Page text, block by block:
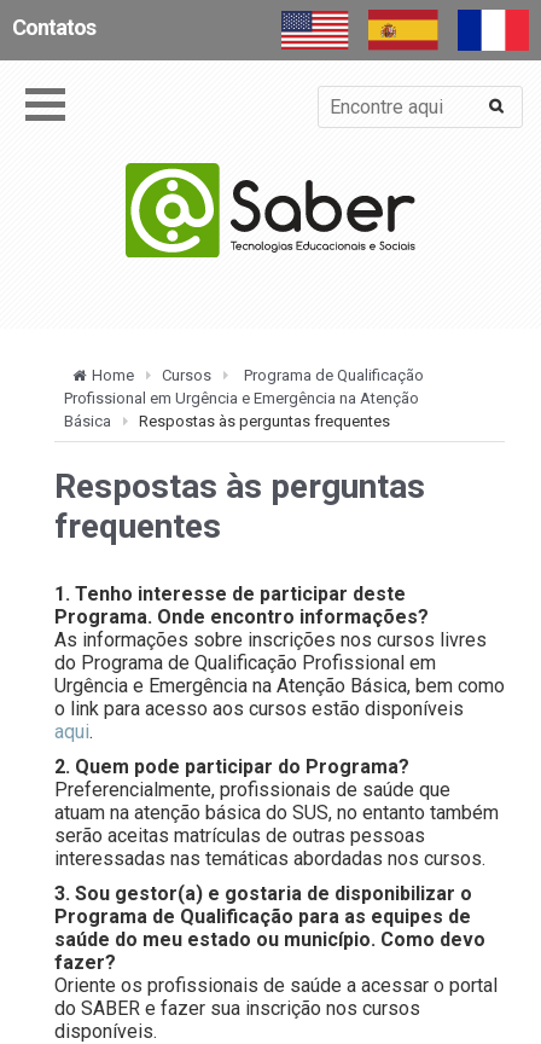
Contatos
Home Cursos
Programa de Qualificação
Profissional em Urgência e Emergência na Atenção
Básica
Respostas às perguntas frequentes
Respostas às perguntas
frequentes
1. Tenho interesse de participar deste
Programa. Onde encontro informações?
As informações sobre inscrições nos cursos livres
do Programa de Qualificação Profissional em
Urgência e Emergência na Atenção Básica, bem como
o link para acesso aos cursos estão disponíveis
aqui.
2. Quem pode participar do Programa?
Preferencialmente, profissionais de saúde que
atuam na atenção básica do SUS, no entanto também
serão aceitas matrículas de outras pessoas
interessadas nas temáticas abordadas nos cursos.
3. Sou gestor(a) e gostaria de disponibilizar o
Programa de Qualificação para as equipes de
saúde do meu estado ou município. Como devo
fazer?
Oriente os profissionais de saúde a acessar o portal
do SABER e fazer sua inscrição nos cursos
disponíveis.